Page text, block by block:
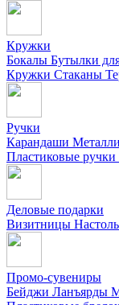
Кружки
Бокалы Бутылки
Кружки Стаканы
Ручки
Карандаши
Пластиковые ручки
Деловые подарки
Визитницы
Промо-сувениры
Бейджи Ланъярды